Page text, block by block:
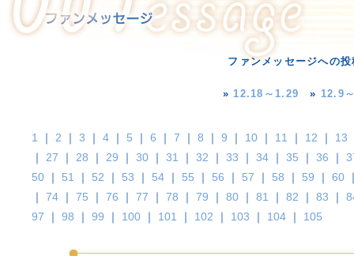
ファンメッセージへの
»12.18～1.29 » 12.9
1 ｜ 2 ｜ 3 ｜ 4 ｜ 5 ｜ 6 ｜ 7 ｜ 8 ｜ 9 ｜ 10 ｜ 11 ｜ 12 ｜ 13
｜ 27 ｜ 28 ｜ 29 ｜ 30 ｜ 31 ｜ 32 ｜ 33 ｜ 34 ｜ 35 ｜ 36 ｜
50 ｜ 51 ｜ 52 ｜ 53 ｜ 54 ｜ 55 ｜ 56 ｜ 57 ｜ 58 ｜ 59 ｜ 60
｜ 74 ｜ 75 ｜ 76 ｜ 77 ｜ 78 ｜ 79 ｜ 80 ｜ 81 ｜ 82 ｜ 83 ｜
97 ｜ 98 ｜ 99 ｜ 100 ｜ 101 ｜ 102 ｜ 103 ｜ 104 ｜ 105